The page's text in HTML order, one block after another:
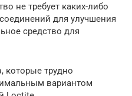
не требует каких-либо
для улучшения
средство для
которые трудно
вариантом